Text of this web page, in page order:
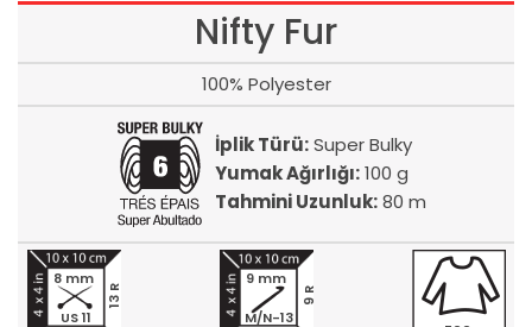
Nifty Fur
100% Polyester
İplik Türü:Super Bulky
Yumak Ağırlığı:100 g
Tahmini Uzunluk:80 m
13 R
8 mm
US 11
9 R
9 mm
M/N-13